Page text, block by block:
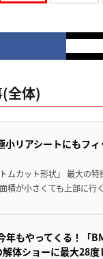
全体)
小リアシートにもフ
ムカット形状」 最大の
積が小さくても上部に
年もやってくる！「
体ショーに最大28度